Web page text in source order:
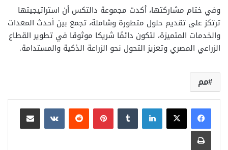
وفي ختام مشاركتها، أكدت مجموعة دالتكس أن استراتيجيتها
ترتكز على تقديم حلول متطورة وشاملة، تجمع بين أحدث المعدات
والخدمات المتميزة، لتكون دائمًا شريكا موثوقا في تطوير القطاع
الزراعي المصري وتعزيز التحول نحو الزراعة الذكية والمستدامة.
مم
لينكدإن بينتيريست
مشاركة عبر البريد
طباعة